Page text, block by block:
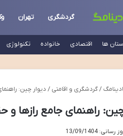
گردشگری تهران
ها اقتصادی خانواده تکنولوژی
/ گردشگری و اقامتی / دیوار چین: راهنمای
راهنمای جامع رازها و
13/09/1404